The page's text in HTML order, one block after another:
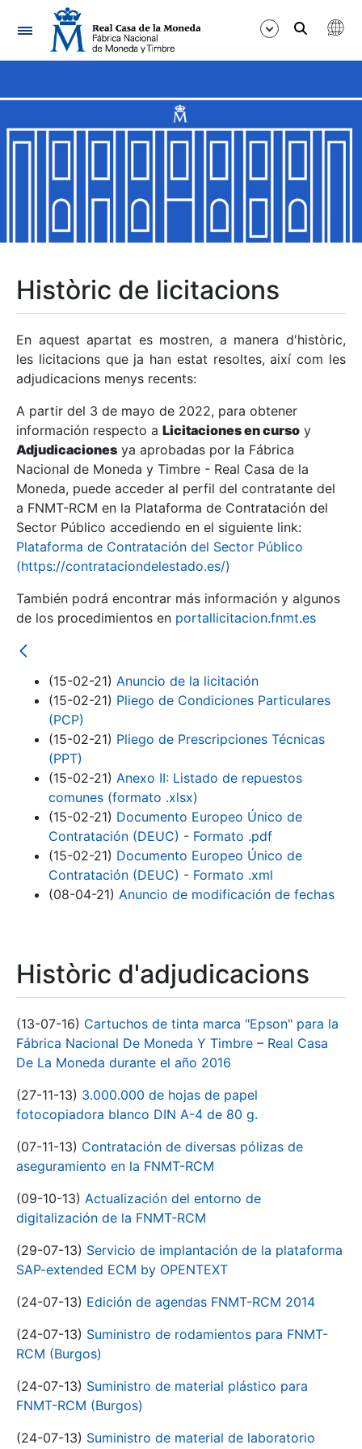
Navegació
Mostra/Amaga
Mostra/Amaga
Mostra/Amaga
Mostra/Amaga
Mostra/Amaga
Històric de licitacions
En aquest apartat es mostren, a manera d'històric,
les licitacions que ja han estat resoltes, així com les
adjudicacions menys recents:
A partir del 3 de mayo de 2022, para obtener
información respecto a Licitaciones en curso y
Adjudicaciones ya aprobadas por la Fábrica
Nacional de Moneda y Timbre - Real Casa de la
Moneda, puede acceder al perfil del contratante del
a FNMT-RCM en la Plataforma de Contratación del
Sector Público accediendo en el siguiente link:
Plataforma de Contratación del Sector Público
(https://contrataciondelestado.es/)
También podrá encontrar más información y algunos
de los procedimientos en portallicitacion.fnmt.es
(15-02-21) Anuncio de la licitación
(15-02-21) Pliego de Condiciones Particulares
(PCP)
(15-02-21) Pliego de Prescripciones Técnicas
(PPT)
(15-02-21) Anexo II: Listado de repuestos
comunes (formato .xlsx)
(15-02-21) Documento Europeo Único de
Contratación (DEUC) - Formato .pdf
(15-02-21) Documento Europeo Único de
Contratación (DEUC) - Formato .xml
(08-04-21) Anuncio de modificación de fechas
Històric d'adjudicacions
(13-07-16) Cartuchos de tinta marca "Epson" para la
Fábrica Nacional De Moneda Y Timbre – Real Casa
De La Moneda durante el año 2016
(27-11-13) 3.000.000 de hojas de papel
fotocopiadora blanco DIN A-4 de 80 g.
(07-11-13) Contratación de diversas pólizas de
aseguramiento en la FNMT-RCM
(09-10-13) Actualización del entorno de
digitalización de la FNMT-RCM
(29-07-13) Servicio de implantación de la plataforma
SAP-extended ECM by OPENTEXT
(24-07-13) Edición de agendas FNMT-RCM 2014
(24-07-13) Suministro de rodamientos para FNMT-
RCM (Burgos)
(24-07-13) Suministro de material plástico para
FNMT-RCM (Burgos)
(24-07-13) Suministro de material de laboratorio